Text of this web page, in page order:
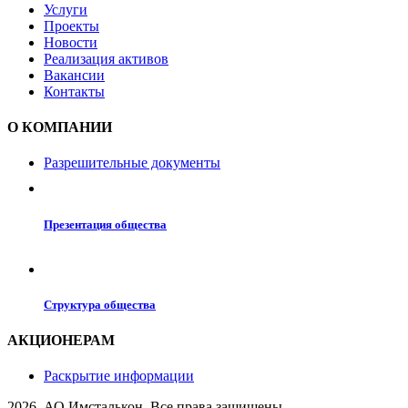
Услуги
Проекты
Новости
Реализация активов
Вакансии
Контакты
О КОМПАНИИ
Разрешительные документы
Презентация общества
Структура общества
АКЦИОНЕРАМ
Раскрытие информации